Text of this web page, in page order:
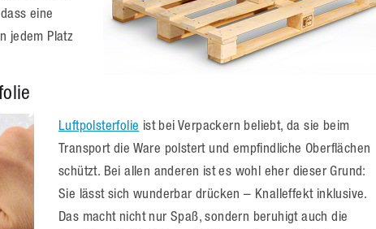
eine
jedem Platz
Luftpolsterfolie ist bei Verpackern beliebt, da sie beim
Transport die Ware polstert und empfindliche Oberflächen
schützt. Bei allen anderen ist es wohl eher dieser Grund:
Sie lässt sich wunderbar drücken – Knalleffekt inklusive.
Das macht nicht nur Spaß, sondern beruhigt auch die